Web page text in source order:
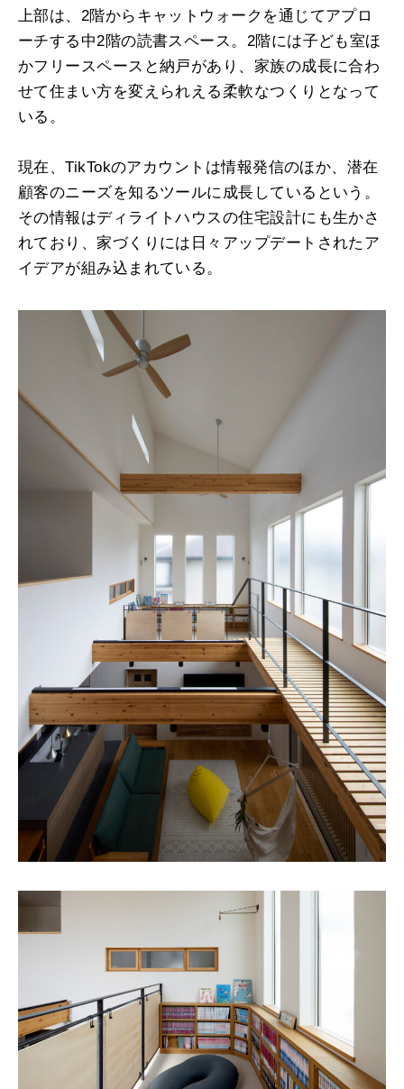
上部は、2階からキャットウォークを通じてアプロ
ーチする中2階の読書スペース。2階には子ども室ほ
かフリースペースと納戸があり、家族の成長に合わ
せて住まい方を変えられえる柔軟なつくりとなって
いる。
現在、TikTokのアカウントは情報発信のほか、潜在
顧客のニーズを知るツールに成長しているという。
その情報はディライトハウスの住宅設計にも生かさ
れており、家づくりには日々アップデートされたア
イデアが組み込まれている。